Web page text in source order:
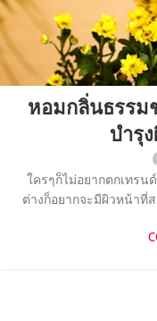
หอมกลิ่นธรรม
บำรุ
ใครๆก็ไม่อยากตกเทรน
ต่างก็อยากจะมีผิวหน้า